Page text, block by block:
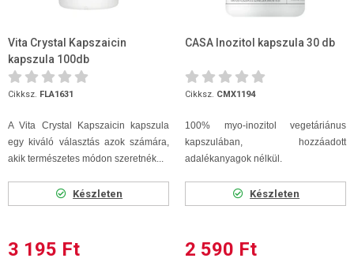
Vita Crystal Kapszaicin
kapszula 100db
Cikksz. FLA1631
A Vita Crystal Kapszaicin kapszula
egy kiváló választás azok számára,
akik természetes módon szeretnék...
Készleten
3 195 Ft
CASA Inozitol kapszula 30 db
Cikksz. CMX1194
100% myo-inozitol vegetáriánus
kapszulában, hozzáadott
adalékanyagok nélkül.
Készleten
2 590 Ft